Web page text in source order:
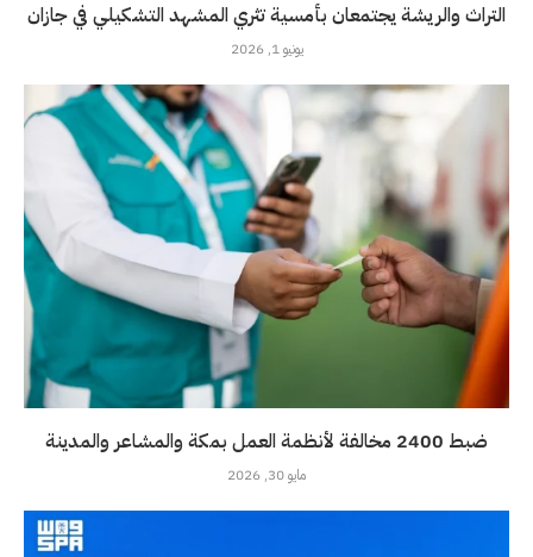
التراث والريشة يجتمعان بأمسية تثري المشهد التشكيلي في جازان
يونيو 1, 2026
ضبط 2400 مخالفة لأنظمة العمل بمكة والمشاعر والمدينة
مايو 30, 2026